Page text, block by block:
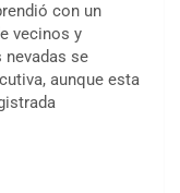
con un
vecinos y
nevadas se
aunque esta